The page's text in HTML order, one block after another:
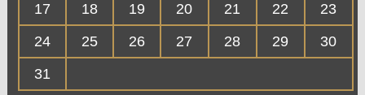
17
18 19 20 21 22
23
24
25 26 27 28 29
30
31